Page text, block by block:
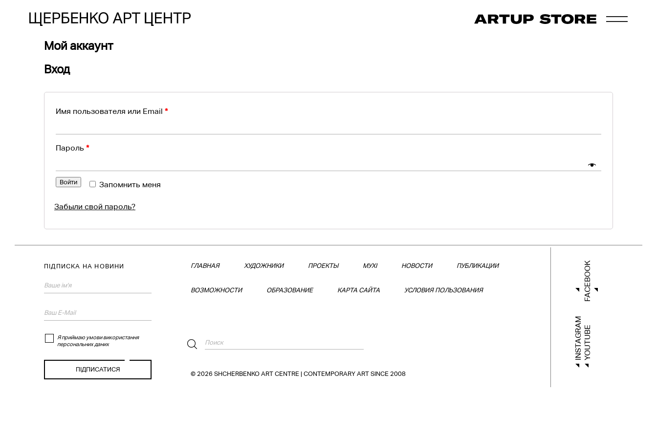
Мой аккаунт
Вход
Имя пользователя или Email *
Пароль *
Запомнить меня
Войти
Забыли свой пароль?
ПІДПИСКА НА НОВИНИ
Я приймаю умови використання
персональних даних
ГЛАВНАЯ ХУДОЖНИКИ ПРОЕКТЫ МУХІ НОВОСТИ ПУБЛИКАЦИИ
ВОЗМОЖНОСТИ ОБРАЗОВАНИЕ КАРТА САЙТА УСЛОВИЯ ПОЛЬЗОВАНИЯ
© 2026 SHCHERBENKO ART CENTRE | CONTEMPORARY ART SINCE 2008
INSTAGRAMYOUTUBE
FACEBOOK